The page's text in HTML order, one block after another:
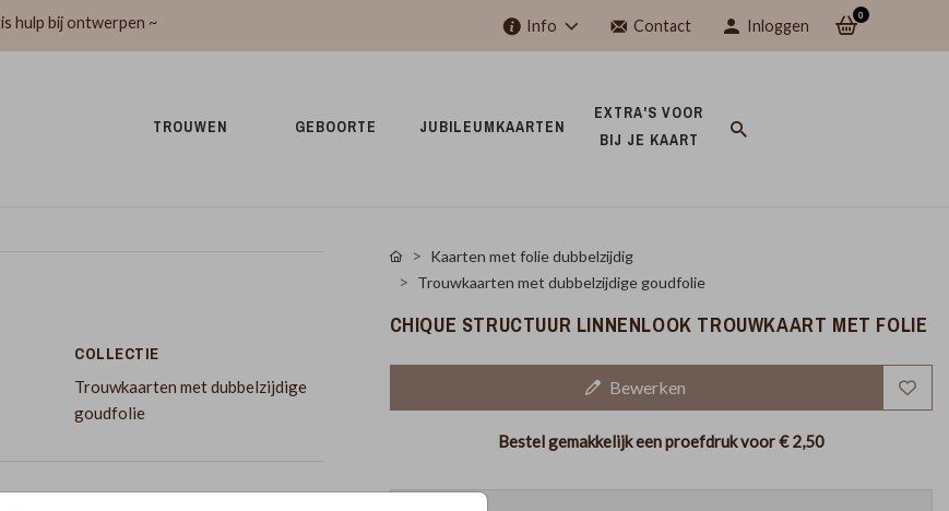
hulp bij ontwerpen ~ Info Contact Inloggen
0
TROUWEN GEBOORTE JUBILEUMKAARTEN
EXTRA'S VOOR
BIJ JE KAART
COLLECTIE
Trouwkaarten met dubbelzijdige
goudfolie
Kaarten met folie dubbelzijdig
Trouwkaarten met dubbelzijdige goudfolie
CHIQUE STRUCTUUR LINNENLOOK TROUWKAART MET FOLIE
Bewerken
Bestel gemakkelijk een proefdruk voor€ 2,50